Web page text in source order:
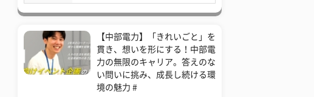
【中部電力】「きれいごと」を
貫き、想いを形にする！中部電
力の無限のキャリア。答えのな
い問いに挑み、成長し続ける環
境の魅力 #